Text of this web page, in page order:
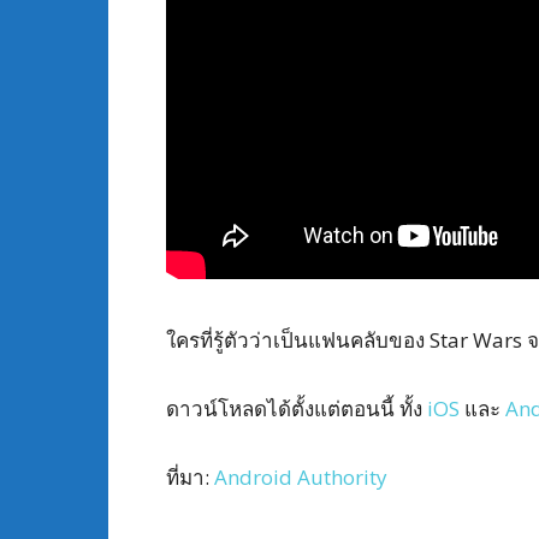
ใครที่รู้ตัวว่าเป็นแฟนคลับของ Star Wars
ดาวน์โหลดได้ตั้งแต่ตอนนี้ ทั้ง iOS และ
ที่มา: Android Authority